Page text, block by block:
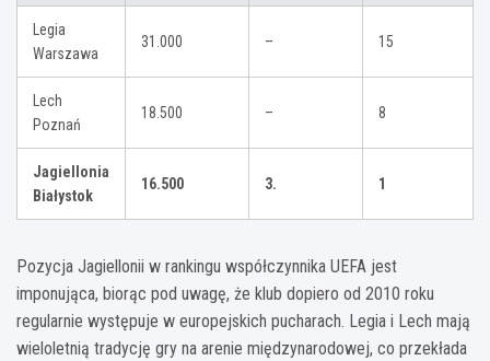
Legia
Warszawa
31.000 – 15
Lech
Poznań
18.500 – 8
Jagiellonia
Białystok
16.500 3. 1
Pozycja Jagiellonii w rankingu współczynnika UEFA jest
imponująca, biorąc pod uwagę, że klub dopiero od 2010 roku
regularnie występuje w europejskich pucharach. Legia i Lech mają
wieloletnią tradycję gry na arenie międzynarodowej, co przekłada